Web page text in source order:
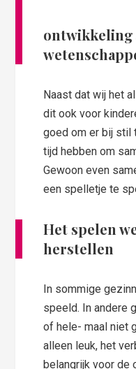
ontwikkeling
Naast dat wij het
dit ook voor
goed om er bij stil
tijd hebben om
Gewoon even
een spelletje te
Het spelen
herstellen
In sommige
speeld. In andere
of hele- maal niet
alleen leuk, het
belangrijk voor de